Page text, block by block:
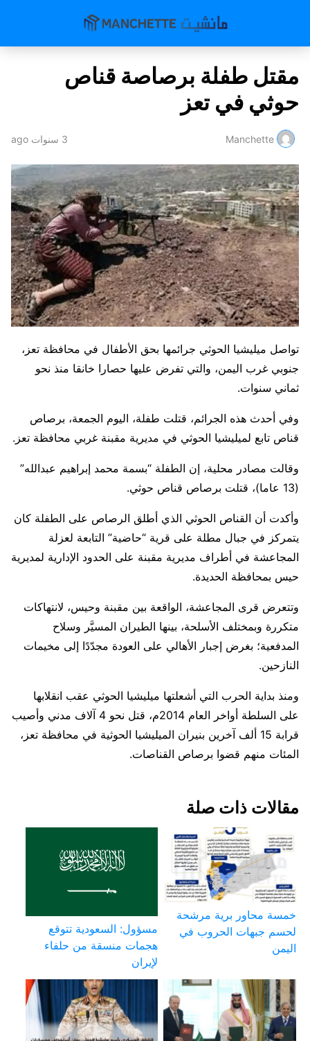
مقتل طفلة برصاصة قناص
حوثي في تعز
Manchette 3 سنوات ago
تواصل ميليشيا الحوثي جرائمها بحق الأطفال في محافظة تعز،
جنوبي غرب اليمن، والتي تفرض عليها حصارا خانقا منذ نحو
ثماني سنوات.
وفي أحدث هذه الجرائم، قتلت طفلة، اليوم الجمعة، برصاص
قناص تابع لميليشيا الحوثي في مديرية مقبنة غربي محافظة تعز.
وقالت مصادر محلية، إن الطفلة “بسمة محمد إبراهيم عبدالله”
(13 عاما)، قتلت برصاص قناص حوثي.
وأكدت أن القناص الحوثي الذي أطلق الرصاص على الطفلة كان
يتمركز في جبال مطلة على قرية “حاضية” التابعة لعزلة
المجاعشة في أطراف مديرية مقبنة على الحدود الإدارية لمديرية
حيس بمحافظة الحديدة.
وتتعرض قرى المجاعشة، الواقعة بين مقبنة وحيس، لانتهاكات
متكررة وبمختلف الأسلحة، بينها الطيران المسيَّر وسلاح
المدفعية؛ بغرض إجبار الأهالي على العودة مجدّدًا إلى مخيمات
النازحين.
ومنذ بداية الحرب التي أشعلتها ميليشيا الحوثي عقب انقلابها
على السلطة أواخر العام 2014م، قتل نحو 4 آلاف مدني وأصيب
قرابة 15 ألف آخرين بنيران الميليشيا الحوثية في محافظة تعز،
المئات منهم قضوا برصاص القناصات.
مقالات ذات صلة
خمسة محاور برية مرشحة
لحسم جبهات الحروب في
اليمن
مسؤول: السعودية تتوقع
هجمات منسقة من حلفاء
لإيران